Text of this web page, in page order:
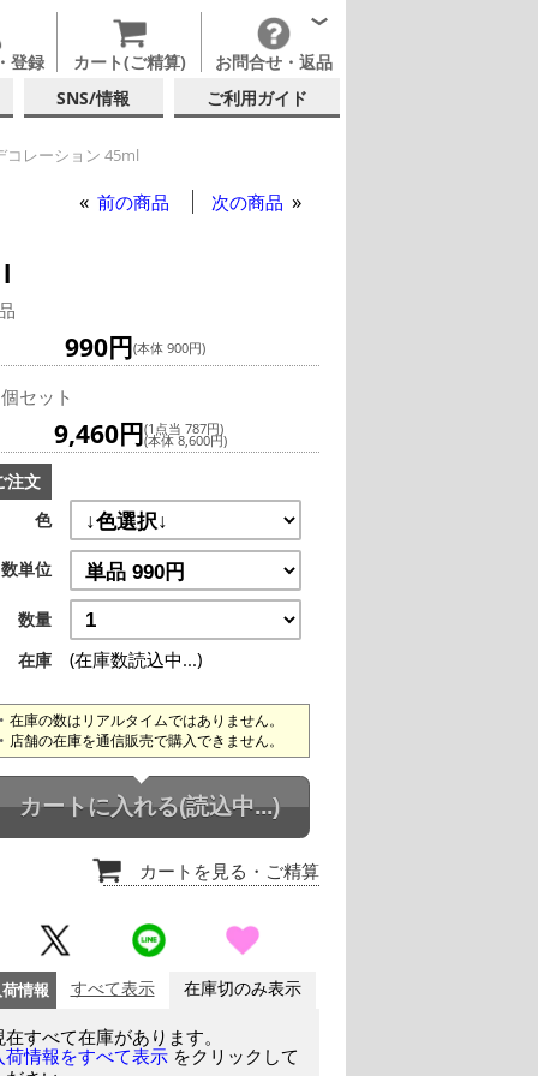
登録 カート(ご精算) お問合せ・返品
SNS/情報 ご利用ガイド
レーション 45ml
前の商品 次の商品
990円(本体 900円)
セット
9,460円(1点当 787円)
(本体 8,600円)
注文
色
数単位
数量
在庫
(在庫数読込中...)
在庫の数はリアルタイムではありません。
店舗の在庫を通信販売で購入できません。
カートに入れる(読込中...)
カートを見る ・ご精算
情報 すべて表示 在庫切のみ表示
在すべて在庫があります。
荷情報をすべて表示 をクリックして